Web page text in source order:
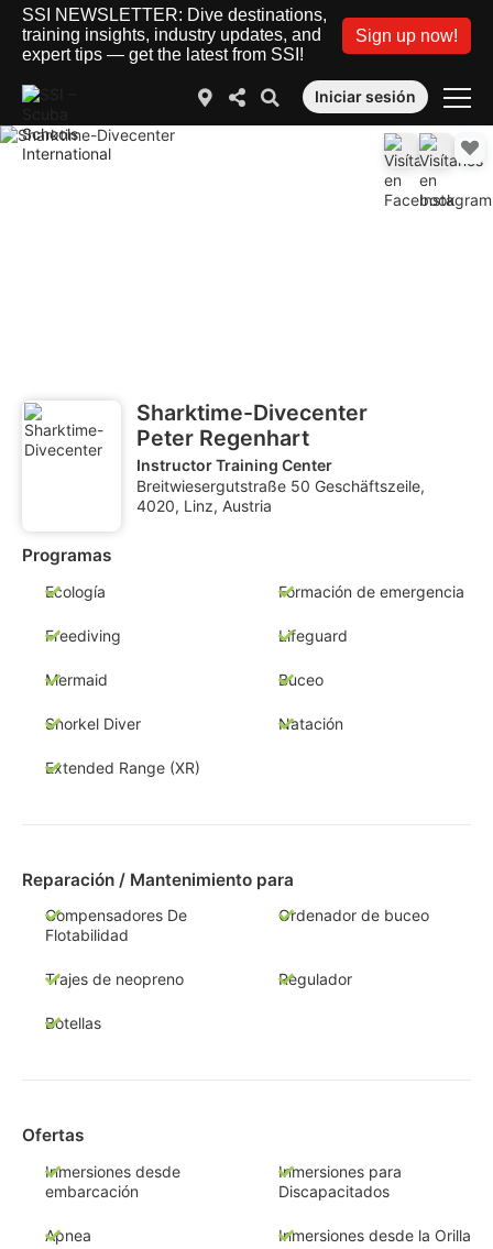
SSI NEWSLETTER: Dive destinations,
training insights, industry updates, and
expert tips — get the latest from SSI!
Sign up now!
Iniciar sesión
Sharktime-Divecenter
Peter Regenhart
Instructor Training Center
Breitwiesergutstraße 50 Geschäftszeile,
4020, Linz, Austria
Programas
Ecología Formación de emergencia
Freediving Lifeguard
Mermaid Buceo
Snorkel Diver Natación
Extended Range (XR)
Reparación / Mantenimiento para
Compensadores De
Flotabilidad
Ordenador de buceo
Trajes de neopreno Regulador
Botellas
Ofertas
Inmersiones desde
embarcación
Inmersiones para
Discapacitados
Apnea Inmersiones desde la Orilla